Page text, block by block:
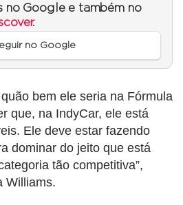
no Google e também no
.
no Google
bem ele seria na Fórmula
que, na IndyCar, ele está
Ele deve estar fazendo
dominar do jeito que está
tão competitiva”,
Williams.